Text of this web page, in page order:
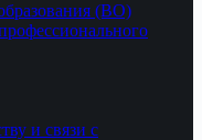
(ВО)
и связи с